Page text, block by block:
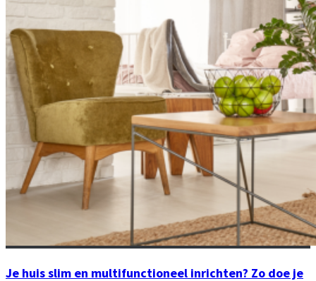
Je huis slim en multifunctioneel inrichten? Zo doe je